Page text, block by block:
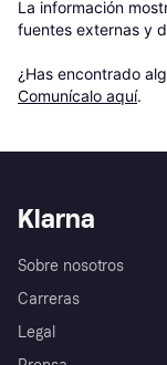
La información
fuentes externas y
¿Has encontrado
Comunícalo aquí.
Klarna
Sobre nosotros
Carreras
Legal